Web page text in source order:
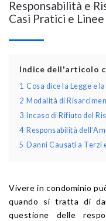
Responsabilità e
Casi Pratici e
Indice dell'articolo
1 Cosa dice la Legge e
2 Modalità di
3 Incaso di Rifiuto del
4 Responsabilità
5 Danni Causati a Terzi
Vivere in condominio
quando si tratta di
questione delle